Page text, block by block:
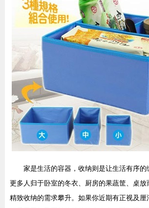
家是生活的容器，收纳则是让生活有序
更多人归于卧室的冬衣、厨房的果蔬筐、桌放
精致收纳的需求攀升。如果你近期有正视及厘